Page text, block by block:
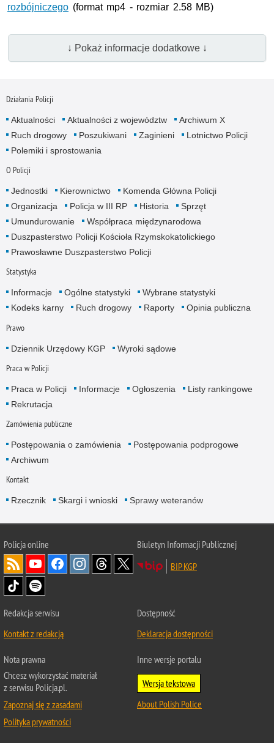
rozbójniczego (format mp4 - rozmiar 2.58 MB)
↓ Pokaż informacje dodatkowe ↓
Działania Policji
Aktualności Aktualności z województw
Archiwum X
Ruch drogowy
Poszukiwani Zaginieni
Lotnictwo Policji
Polemiki i sprostowania
O Policji
Jednostki Kierownictwo
Komenda Główna Policji
Organizacja
Policja w III RP Historia
Sprzęt
Umundurowanie
Współpraca międzynarodowa
Duszpasterstwo Policji Kościoła Rzymskokatolickiego
Prawosławne Duszpasterstwo Policji
Statystyka
Informacje Ogólne statystyki
Wybrane statystyki
Kodeks karny
Ruch drogowy Raporty Opinia publiczna
Prawo
Dziennik Urzędowy KGP Wyroki sądowe
Praca w Policji
Praca w Policji Informacje Ogłoszenia
Listy rankingowe
Rekrutacja
Zamówienia publiczne
Postępowania o zamówienia
Postępowania podprogowe
Archiwum
Kontakt
Rzecznik Skargi i wnioski Sprawy weteranów
Policjaonline
Biuletyn Informacji Publicznej
BIP KGP
Redakcja serwisu
Kontakt z redakcją
Dostępność
Deklaracja dostępności
Nota prawna
Chcesz wykorzystać materiał
z serwisu Policja.pl.
Zapoznaj się z zasadami
Polityka prywatności
Inne wersje portalu
Wersja tekstowa
About Polish Police